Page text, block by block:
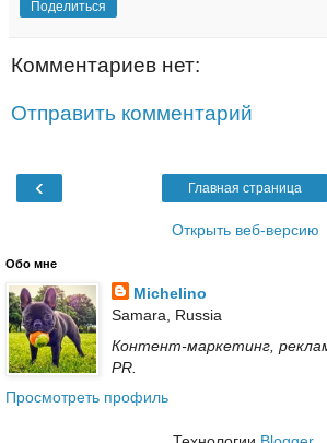
Поделиться
Комментариев нет:
Отправить комментарий
‹ Главная страница
Открыть веб-версию
Обо мне
Michelino
Samara, Russia
Контент-маркетинг,
PR.
Просмотреть профиль